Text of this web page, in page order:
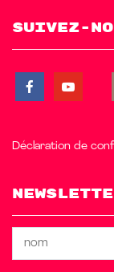
Suivez-
Déclaration de